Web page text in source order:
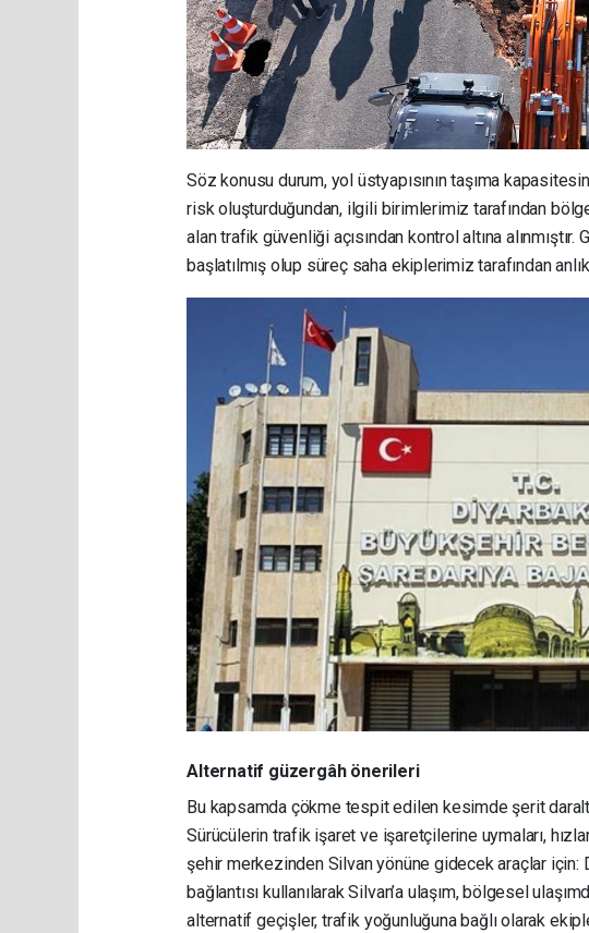
Söz konusu durum, yol üstyapısının taşıma
risk oluşturduğundan, ilgili birimlerimiz tarafından
alan trafik güvenliği açısından kontrol altına
başlatılmış olup süreç saha ekiplerimiz tarafından
Alternatif güzergâh önerileri
Bu kapsamda çökme tespit edilen kesimde şerit
Sürücülerin trafik işaret ve işaretçilerine uymaları,
şehir merkezinden Silvan yönüne gidecek araçlar için:
bağlantısı kullanılarak Silvan’a ulaşım, bölgesel
alternatif geçişler, trafik yoğunluğuna bağlı olarak